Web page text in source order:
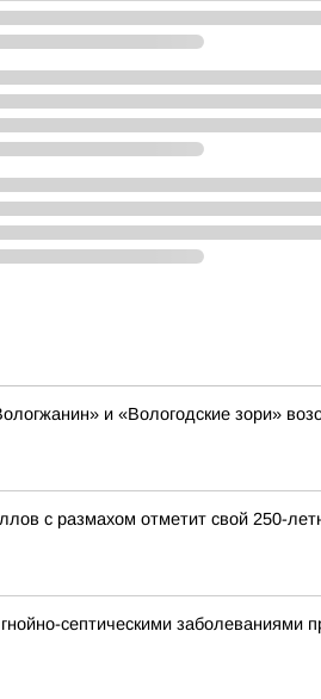
и «Вологодские зори»
с размахом отметит свой 250-
септическими заболеваниями